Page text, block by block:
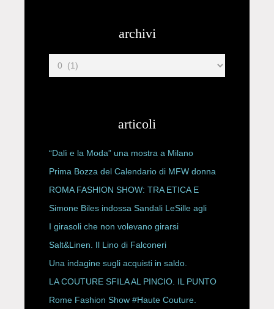
archivi
articoli
“Dalì e la Moda” una mostra a Milano
Prima Bozza del Calendario di MFW donna
P/E 2027
ROMA FASHION SHOW: TRA ETICA E
HAUTE COUTURE
Simone Biles indossa Sandali LeSille agli
ESPY Awards 2026
I girasoli che non volevano girarsi
Salt&Linen. Il Lino di Falconeri
Una indagine sugli acquisti in saldo.
LA COUTURE SFILA AL PINCIO. IL PUNTO
CON ALESSANDRO ONORATO E
Rome Fashion Show #Haute Couture.